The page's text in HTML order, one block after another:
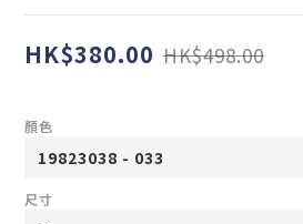
HK$380.00 HK$498.00
顏色
尺寸